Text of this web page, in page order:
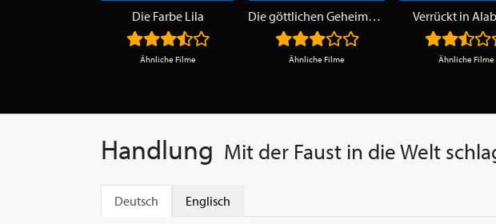
Die Farbe Lila
Ähnliche Filme
Die göttlichen Geheimnisse der Ya-Ya Schwestern
Ähnliche Filme
Verrückt in
Ähnliche Filme
Handlung Mit der Faust in die Welt
Deutsch Englisch